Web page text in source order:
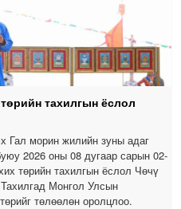
тахилгын ёслол
Гал морин жилийн зуны адаг
2026 оны 08 дугаар сарын 02-
төрийн тахилгын ёслол Чөчү
Монгол Улсын
төлөөлөн оролцлоо.